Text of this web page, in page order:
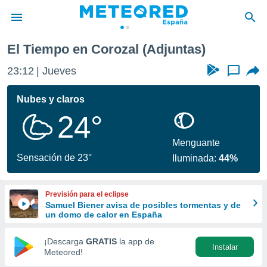
de
por
se
calidad.
a este
las
y
forma
digital
basada
El Tiempo en Corozal (Adjuntas)
23:12 Jueves ...
Nubes y claros
24°
Sensación de 23°
Menguante
Iluminada:44%
Previsión para el eclipse
Samuel Biener avisa de posibles tormentas y de
un domo de calor en España
¡Descarga GRATIS la app de
Meteored!
Instalar